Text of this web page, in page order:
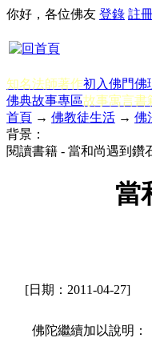
你好，各位佛友 登錄 註
知名法師著作初入佛門佛
佛典故事專區故事寓言書
首頁 → 佛教徒生活 → 佛
背景：
閱讀書籍 - 當和尚遇到
當
[日期：2011-04-27]
佛陀繼續加以說明：